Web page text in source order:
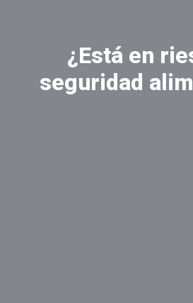
¿Está en
seguridad